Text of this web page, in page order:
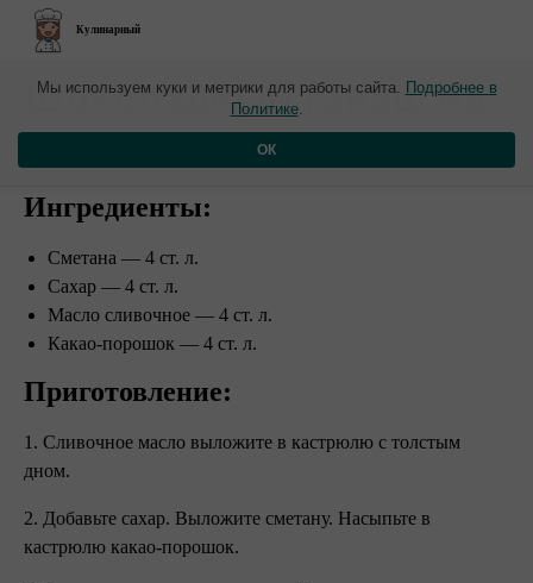
Кулинарный
Шоколадный ганаш на
сметане
Ингредиенты:
Сметана — 4 ст. л.
Сахар — 4 ст. л.
Масло сливочное — 4 ст. л.
Какао-порошок — 4 ст. л.
Приготовление:
1. Сливочное масло выложите в кастрюлю с толстым
дном.
2. Добавьте сахар. Выложите сметану. Насыпьте в
кастрюлю какао-порошок.
Мы используем куки и метрики для работы сайта. Подробнее в
Политике.
ОК